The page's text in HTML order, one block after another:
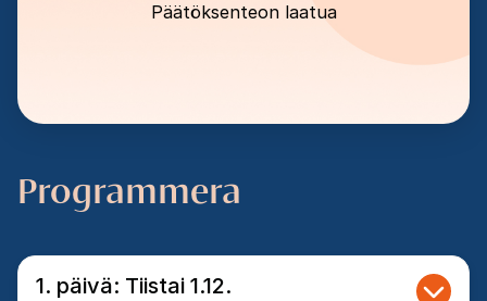
Päätöksenteon laatua
Programmera
1. päivä: Tiistai 1.12.